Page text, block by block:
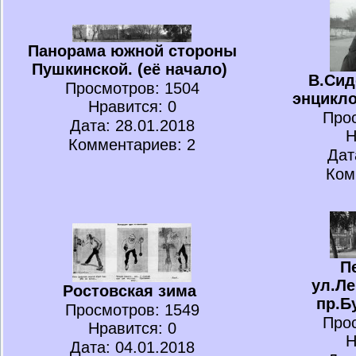
Панорама южной стороны
Пушкинской. (её начало)
Просмотров: 1504
Нравится: 0
Дата: 28.01.2018
Комментариев: 2
Ростовская зима
Просмотров: 1549
Нравится: 0
Дата: 04.01.2018